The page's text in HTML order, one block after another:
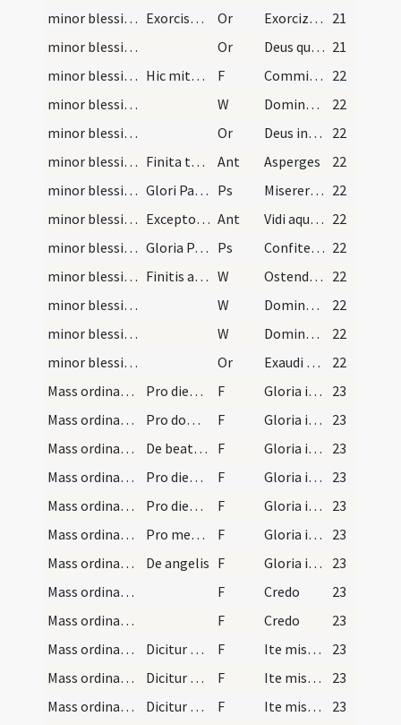
minor blessing of water/2
Exorcismus aquae et dicitur absolute. Or Exorcizo te creatura aquae ... ut fias aqua exorcizata ad effugandam 21
minor blessing of water/3
Or Deus qui ad salutem humani generis maxima quaeque sacramenta in aquarum 21
minor blessing of water
Hic mittatur sal in aquam in modum crucis dicendo… F Commixtio salis et aquae pariter fiat 22
minor blessing of water/3
W Dominus vobiscum
22
minor blessing of water/4
Or Deus invictae virtutis auctor et insuperabilis imperii rex
22
minor blessing of water/1
Finita tertia a sacerdote celebraturo missam aspe… Ant Asperges
22
minor blessing of water/1
Glori Patri... Et repetitur antiphona Asperges. S… Ps Miserere mei Deus secundum 22
minor blessing of water/2
Excepto etiam tempore paschali secundum (?) a dom… Ant Vidi aquam 22
minor blessing of water/2
Gloria Patri. Repetitur antiphona Vidi aquam. Ps Confitemini Domino quoniam bonus 22
minor blessing of water/4
Finitis antiphonis supradicto modo sacerdos qui a… W Ostende nobis Domine 22
minor blessing of water/5
W Domine exaudi
22
minor blessing of water/6
W Dominus vobiscum
22
minor blessing of water/sprinkling/5
Or Exaudi nos Domine Sancte Pater omnipotens aeterne Deus et mittere digneris sanctum angelum
22
Mass ordinary/Kyriale/1
Pro diebus ferialibus F Gloria in excelsis Deo
23
Mass ordinary/Kyriale/2
Pro dominicalibus F Gloria in excelsis Deo
23
Mass ordinary/Kyriale/3
De beata Maria F Gloria in excelsis Deo
23
Mass ordinary/Kyriale/4
Pro diebus duarum capparum et novem lectionum F Gloria in excelsis Deo
23
Mass ordinary/Kyriale/5
Pro diebus non sollemnibus nec colibilibus F Gloria in excelsis Deo
23
Mass ordinary/Kyriale/6
Pro mense Maii diebus colibilibus F Gloria in excelsis Deo
23
Mass ordinary/Kyriale/7
De angelis F Gloria in excelsis Deo
23
Mass ordinary/Kyriale/8
F Credo
23
Mass ordinary/Kyriale/9
F Credo
23
Mass ordinary/dismissal/10
Dicitur diebus sollemnibus F Ite missa est
23
Mass ordinary/dismissal/11
Dicitur diebus quattuor capparum simplicibus F Ite missa est
23
Mass ordinary/dismissal/12
Dicitur diebus dominicis historiatis F Ite missa est
23